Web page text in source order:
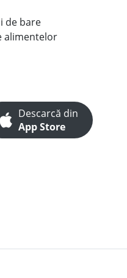
de bare
alimentelor
Descarcă din
App Store